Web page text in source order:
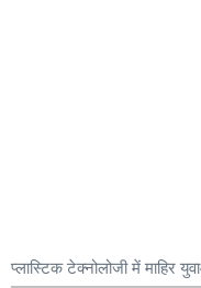
प्लास्टिक टेक्नोलोजी में माहिर